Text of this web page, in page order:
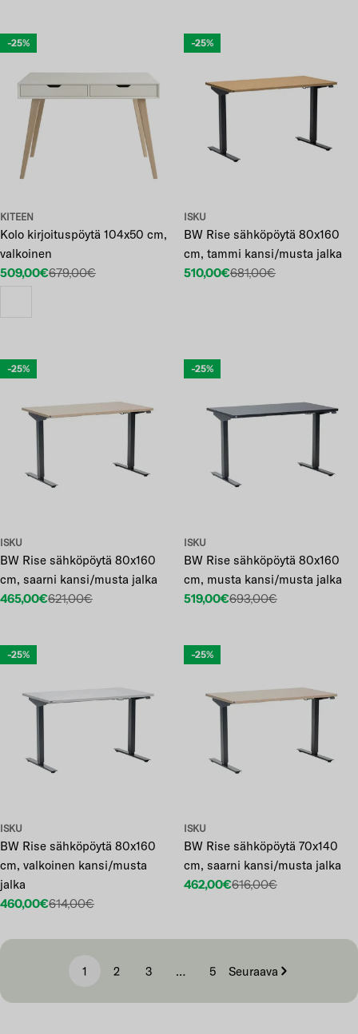
-25%
KITEEN
Kolo kirjoituspöytä 104x50 cm,
valkoinen
Etuhinta
509,00€
Normaalihinta
679,00€
-25%
ISKU
BW Rise sähköpöytä 80x160
cm, tammi kansi/musta jalka
Etuhinta
510,00€
Normaalihinta
681,00€
-25%
ISKU
BW Rise sähköpöytä 80x160
cm, saarni kansi/musta jalka
Etuhinta
465,00€
Normaalihinta
621,00€
-25%
ISKU
BW Rise sähköpöytä 80x160
cm, musta kansi/musta jalka
Etuhinta
519,00€
Normaalihinta
693,00€
-25%
ISKU
BW Rise sähköpöytä 80x160
cm, valkoinen kansi/musta
jalka
Etuhinta
460,00€
Normaalihinta
614,00€
-25%
ISKU
BW Rise sähköpöytä 70x140
cm, saarni kansi/musta jalka
Etuhinta
462,00€
Normaalihinta
616,00€
1 2 3 … 5 Seuraava